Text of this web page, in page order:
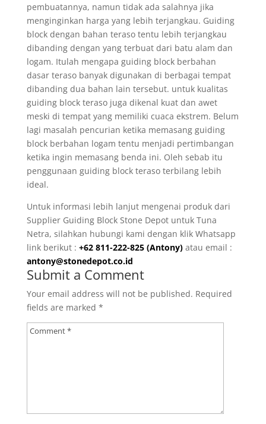
pembuatannya, namun tidak ada salahnya jika
menginginkan harga yang lebih terjangkau. Guiding
block dengan bahan teraso tentu lebih terjangkau
dibanding dengan yang terbuat dari batu alam dan
logam. Itulah mengapa guiding block berbahan
dasar teraso banyak digunakan di berbagai tempat
dibanding dua bahan lain tersebut. untuk kualitas
guiding block teraso juga dikenal kuat dan awet
meski di tempat yang memiliki cuaca ekstrem. Belum
lagi masalah pencurian ketika memasang guiding
block berbahan logam tentu menjadi pertimbangan
ketika ingin memasang benda ini. Oleh sebab itu
penggunaan guiding block teraso terbilang lebih
ideal.
Untuk informasi lebih lanjut mengenai produk dari
Supplier Guiding Block Stone Depot untuk Tuna
Netra, silahkan hubungi kami dengan klik Whatsapp
link berikut : +62 811-222-825(Antony)atau email :
antony@stonedepot.co.id
Submit a Comment
Your email address will not be published. Required
fields are marked *